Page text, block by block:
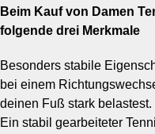
Beim Kauf von Damen
folgende drei Merkmale
Besonders stabile
bei einem
deinen Fuß stark belastest.
Ein stabil gearbeiteter